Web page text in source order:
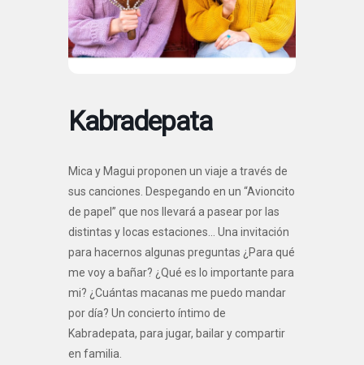
Kabradepata
Mica y Magui proponen un viaje a través de
sus canciones. Despegando en un “Avioncito
de papel” que nos llevará a pasear por las
distintas y locas estaciones… Una invitación
para hacernos algunas preguntas ¿Para qué
me voy a bañar? ¿Qué es lo importante para
mi? ¿Cuántas macanas me puedo mandar
por día? Un concierto íntimo de
Kabradepata, para jugar, bailar y compartir
en familia.